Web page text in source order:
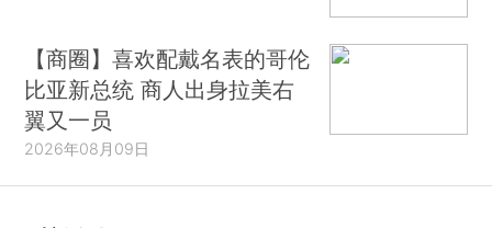
【商圈】喜欢配戴名表的哥伦
比亚新总统 商人出身拉美右
翼又一员
2026年08月09日